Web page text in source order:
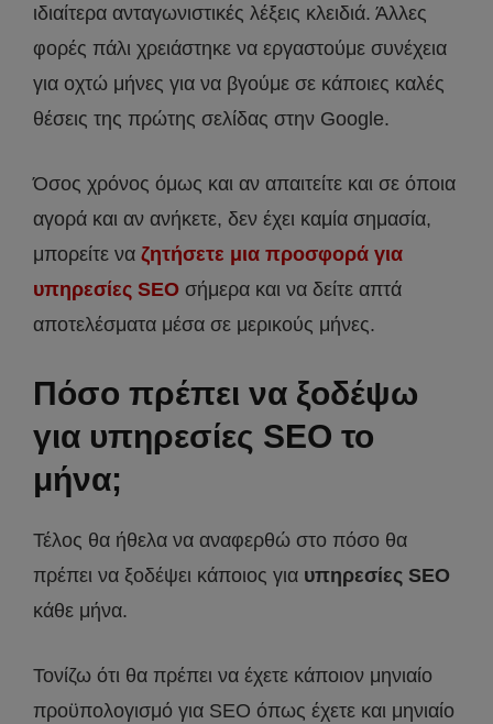
ιδιαίτερα ανταγωνιστικές λέξεις κλειδιά. Άλλες
φορές πάλι χρειάστηκε να εργαστούμε συνέχεια
για οχτώ μήνες για να βγούμε σε κάποιες καλές
θέσεις της πρώτης σελίδας στην Google.
Όσος χρόνος όμως και αν απαιτείτε και σε όποια
αγορά και αν ανήκετε, δεν έχει καμία σημασία,
μπορείτε να ζητήσετε μια προσφορά για
υπηρεσίες SEO σήμερα και να δείτε απτά
αποτελέσματα μέσα σε μερικούς μήνες.
Πόσο πρέπει να ξοδέψω
για υπηρεσίες SEO το
μήνα;
Τέλος θα ήθελα να αναφερθώ στο πόσο θα
πρέπει να ξοδέψει κάποιος για υπηρεσίες SEO
κάθε μήνα.
Τονίζω ότι θα πρέπει να έχετε κάποιον μηνιαίο
προϋπολογισμό για SEO όπως έχετε και μηνιαίο